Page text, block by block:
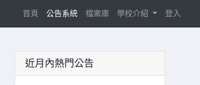
首頁 (current)
公告系統 檔案庫 學校介紹 登入
近月內熱門公告